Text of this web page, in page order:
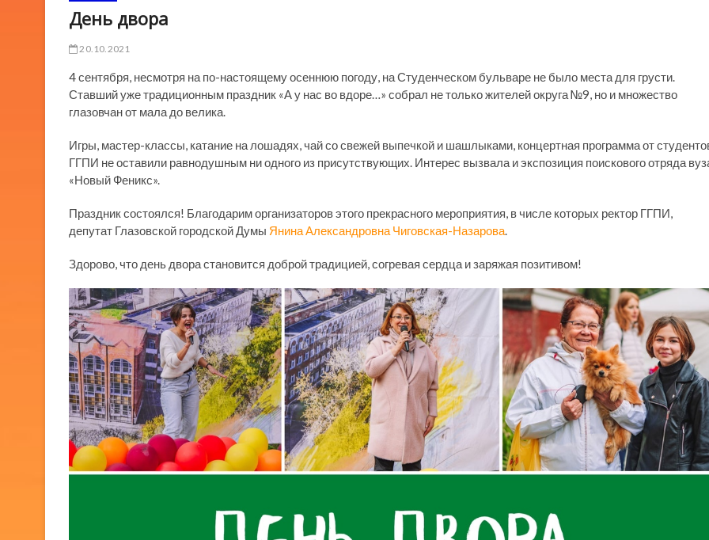
День двора
20.10.2021
4 сентября, несмотря на по-настоящему осеннюю погоду, на Студенческом бульваре не было места для грусти.
Ставший уже традиционным праздник «А у нас во вдоре…» собрал не только жителей округа №9, но и множество
глазовчан от мала до велика.
Игры, мастер-классы, катание на лошадях, чай со свежей выпечкой и шашлыками, концертная программа от
ГГПИ не оставили равнодушным ни одного из присутствующих. Интерес вызвала и экспозиция поискового отряда
«Новый Феникс».
Праздник состоялся! Благодарим организаторов этого прекрасного мероприятия, в числе которых ректор ГГПИ,
депутат Глазовской городской Думы Янина Александровна Чиговская-Назарова.
Здорово, что день двора становится доброй традицией, согревая сердца и заряжая позитивом!